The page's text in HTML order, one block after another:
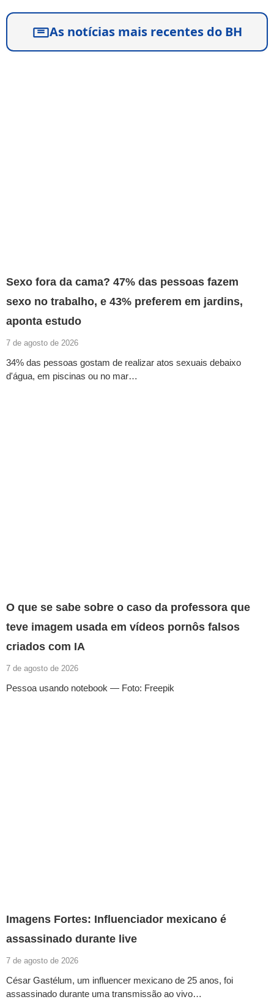
As notícias mais recentes do BH
Sexo fora da cama? 47% das pessoas fazem
sexo no trabalho, e 43% preferem em jardins,
aponta estudo
7 de agosto de 2026
34% das pessoas gostam de realizar atos sexuais debaixo
d'água, em piscinas ou no mar…
O que se sabe sobre o caso da professora que
teve imagem usada em vídeos pornôs falsos
criados com IA
7 de agosto de 2026
Pessoa usando notebook — Foto: Freepik
Imagens Fortes: Influenciador mexicano é
assassinado durante live
7 de agosto de 2026
César Gastélum, um influencer mexicano de 25 anos, foi
assassinado durante uma transmissão ao vivo…